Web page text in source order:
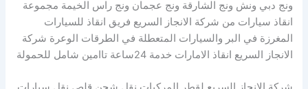
ونج دبي ونش ونج الشارقة ونج عجمان ونج راس الخيمة مجموعة
انقاذ سيارات من شركة الانجاز السريع فريق انقاذ للسيارات
المغرزة في البر والسيارات المتعطلة في الطرقات الوعرة شركة
الانجاز السريع انقاذ الامارات خدمة 24ساعة تاامين شامل للحمولة